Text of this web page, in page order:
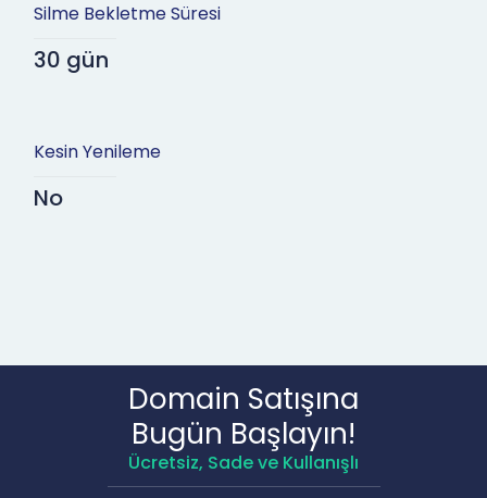
Silme Bekletme Süresi
30 gün
Kesin Yenileme
No
Domain Satışına
Bugün Başlayın!
Ücretsiz, Sade ve Kullanışlı